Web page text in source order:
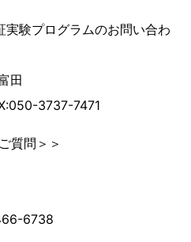
実験プログラムのお問い合わ
田
3737-7471
質問＞＞
6738